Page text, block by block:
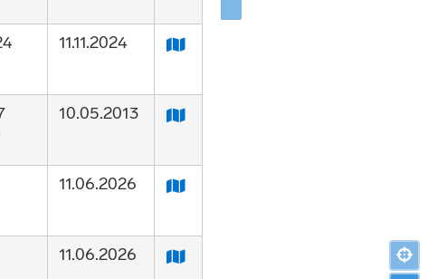
11.11.2024
10.05.2013
11.06.2026
11.06.2026